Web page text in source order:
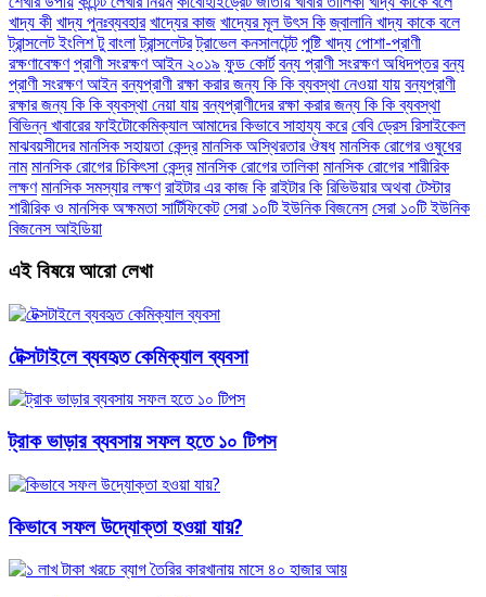
খাদ্য কী খাদ্য পুনঃব্যবহার খাদ্যের কাজ খাদ্যের মূল উৎস কি জ্বালানি খাদ্য কাকে বলে
ট্রান্সলেট ইংলিশ টু বাংলা ট্রান্সলেটর ট্রাভেল কনসালটেন্ট পুষ্টি খাদ্য পোশা-প্রাণী
রক্ষণাবেক্ষণ প্রাণী সংরক্ষণ আইন ২০১৯ ফুড কোর্ট বন্য প্রাণী সংরক্ষণ অধিদপ্তর বন্য
প্রাণী সংরক্ষণ আইন বন্যপ্রাণী রক্ষা করার জন্য কি কি ব্যবস্থা নেওয়া যায় বন্যপ্রাণী
রক্ষার জন্য কি কি ব্যবস্থা নেয়া যায় বন্যপ্রাণীদের রক্ষা করার জন্য কি কি ব্যবস্থা
বিভিন্ন খাবারের ফাইটোকেমিক্যাল আমাদের কিভাবে সাহায্য করে বেবি ড্রেস রিসাইকেল
মাঝবয়সীদের মানসিক সহায়তা কেন্দ্র মানসিক অস্থিরতার ঔষধ মানসিক রোগের ওষুধের
নাম মানসিক রোগের চিকিৎসা কেন্দ্র মানসিক রোগের তালিকা মানসিক রোগের শারীরিক
লক্ষণ মানসিক সমস্যার লক্ষণ রাইটার এর কাজ কি রাইটার কি রিভিউয়ার অথবা টেস্টার
শারীরিক ও মানসিক অক্ষমতা সার্টিফিকেট সেরা ১০টি ইউনিক বিজনেস সেরা ১০টি ইউনিক
বিজনেস আইডিয়া
এই বিষয়ে আরো লেখা
টেক্সটাইলে ব্যবহৃত কেমিক্যাল ব্যবসা
ট্রাক ভাড়ার ব্যবসায় সফল হতে ১০ টিপস
কিভাবে সফল উদ্যোক্তা হওয়া যায়?